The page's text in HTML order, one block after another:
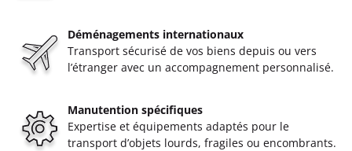
Déménagements internationaux
Transport sécurisé de vos biens depuis ou vers
l’étranger avec un accompagnement personnalisé.
Manutention spécifiques
Expertise et équipements adaptés pour le
transport d’objets lourds, fragiles ou encombrants.